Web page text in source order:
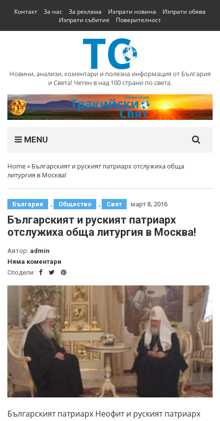
Контакт За нас За реклама Изпрати новина
Изпрати обява
Изпрати събитие
Поверителност
Новини, анализи, коментари и полезна информация от България
и Света! Четен в над 100 страни по света.
MENU
Home» Българският и руският патриарх отслужиха обща
литургия в Москва!
България , Общество , Свят март 8, 2016
Българският и руският патриарх
отслужиха обща литургия в Москва!
Автор: admin
Няма коментари
Сподели:
Българският патриарх Неофит и руският патриарх